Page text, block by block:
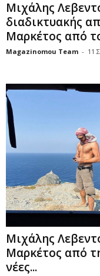
Μιχάλης
διαδικτυακής
Μαρκέτος από
Magazinomou Team - 11
Μιχάλης
Μαρκέτος από
νέες...